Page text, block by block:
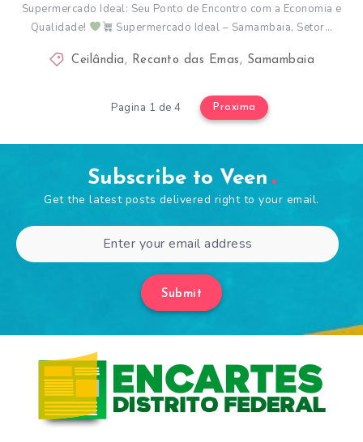
Supermercado Ideal: Seu Ponto de Encontro com a Economia e
Qualidade!
Supermercado Ideal – Samambaia, Setor…
Ceilândia , Recanto das Emas , Samambaia
Pagina 1 de 4 Proxima
Subscribe to Veen
Get the latest posts delivered right to your email.
Submit